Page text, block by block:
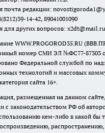
почта редакции:
14-42, 89041001090
для других вопросов: x2dt@mail.ru
WWW.PROGOROD35.RU
номер СМИ ЭЛ №ФС77-87303
Федеральной службой по
технологий и массовых
сайта 16+.
размещенная на данном сайте,
с законодательством РФ об
кем-либо в какой бы
распространению,